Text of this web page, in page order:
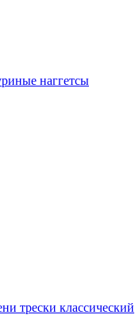
наггетсы
трески классический